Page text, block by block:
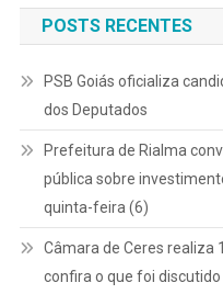
POSTS RECENTES
PSB Goiás oficializa
dos Deputados
Prefeitura de Rialma
pública sobre
quinta-feira (6)
Câmara de Ceres realiza
confira o que foi